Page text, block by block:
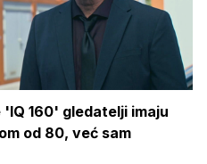
160' gledatelji imaju
od 80, već sam